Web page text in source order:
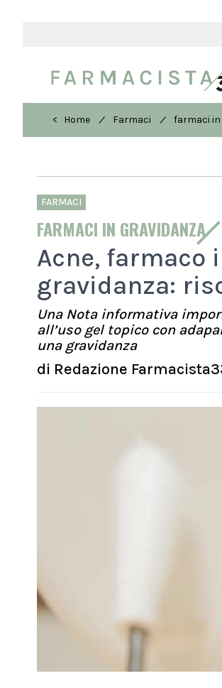
< Home / Farmaci / farmaci in
FARMACI
FARMACI IN GRAVIDANZA
Acne, farmaco
gravidanza:
Una Nota informativa
all’uso gel topico con
una gravidanza
di Redazione